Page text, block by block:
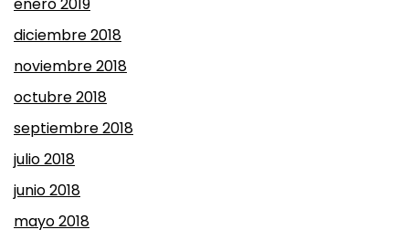
enero 2019
diciembre 2018
noviembre 2018
octubre 2018
septiembre 2018
julio 2018
junio 2018
mayo 2018